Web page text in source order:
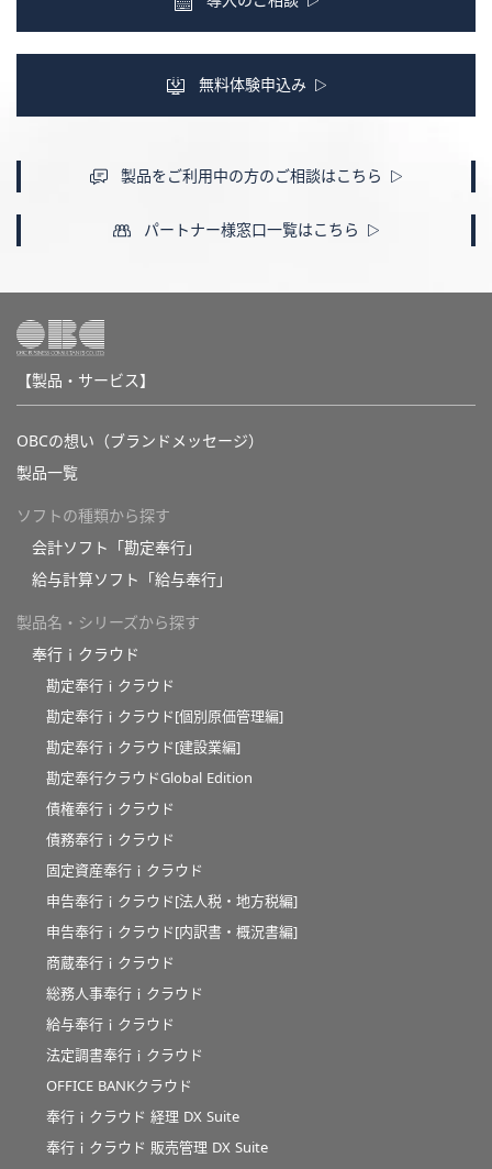
無料体験申込み
製品をご利用中の方のご相談はこちら
パートナー様窓口一覧はこちら
【製品・サービス】
OBCの想い（ブランドメッセージ）
製品一覧
ソフトの種類から探す
会計ソフト「勘定奉行」
給与計算ソフト「給与奉行」
製品名・シリーズから探す
奉行ｉクラウド
勘定奉行ｉクラウド
勘定奉行ｉクラウド[個別原価管理編]
勘定奉行ｉクラウド[建設業編]
勘定奉行クラウドGlobal Edition
債権奉行ｉクラウド
債務奉行ｉクラウド
固定資産奉行ｉクラウド
申告奉行ｉクラウド[法人税・地方税編]
申告奉行ｉクラウド[内訳書・概況書編]
商蔵奉行ｉクラウド
総務人事奉行ｉクラウド
給与奉行ｉクラウド
法定調書奉行ｉクラウド
OFFICE BANKクラウド
奉行ｉクラウド 経理 DX Suite
奉行ｉクラウド 販売管理 DX Suite